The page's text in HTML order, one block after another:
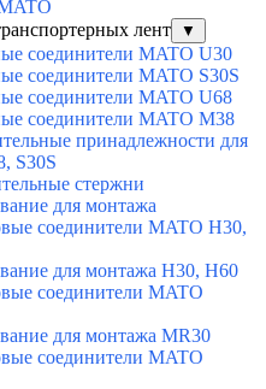
лент
▼
соединители MATO U30
соединители MATO S30S
соединители MATO U68
соединители MATO M38
принадлежности для
S30S
стержни
для монтажа
соединители MATO H30,
для монтажа H30, H60
соединители MATO
для монтажа MR30
соединители MATO